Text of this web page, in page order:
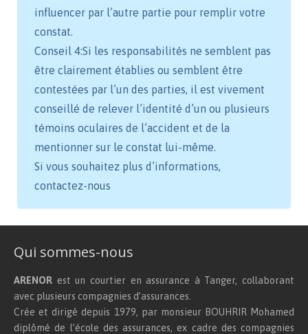
influencer par l’autre partie pour remplir votre
constat.
Conseil 4:Si les responsabilités ne semblent pas
être clairement établies ou semblent être
contestées par l’un des parties, il est vivement
conseillé de relever l’identité d’un ou plusieurs
témoins oculaires de l’accident et de la
mentionner sur le constat lui-même.
Si vous souhaitez plus d’informations,
contactez-nous
Qui sommes-nous
ARENOR est un courtier en assurance à Tanger, collaborant
avec plusieurs compagnies d’assurances.
Crée et dirigé depuis 1979, par monsieur BOUHRIR Mohamed
diplômé de l’école des assurances, ex cadre des compagnies